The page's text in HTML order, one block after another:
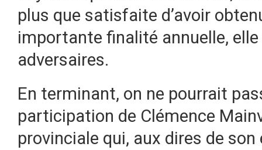
plus que satisfaite d’avoir
importante finalité annuelle,
adversaires.
En terminant, on ne pourrait
participation de Clémence
provinciale qui, aux dires de